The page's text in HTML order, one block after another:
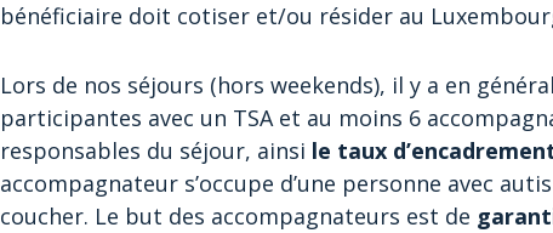
bénéficiaire doit cotiser et/ou résider au
Lors de nos séjours (hors weekends), il y a en
participantes avec un TSA et au moins 6
responsables du séjour, ainsi le taux
accompagnateur s’occupe d’une personne avec
coucher. Le but des accompagnateurs est de